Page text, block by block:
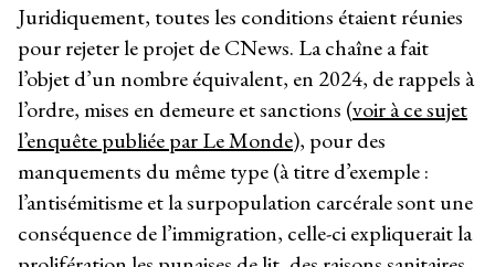
Juridiquement, toutes les conditions étaient réunies
pour rejeter le projet de CNews. La chaîne a fait
l’objet d’un nombre équivalent, en 2024, de rappels à
l’ordre, mises en demeure et sanctions (voir à ce sujet
l’enquête publiée par Le Monde), pour des
manquements du même type (à titre d’exemple :
l’antisémitisme et la surpopulation carcérale sont une
conséquence de l’immigration, celle-ci expliquerait la